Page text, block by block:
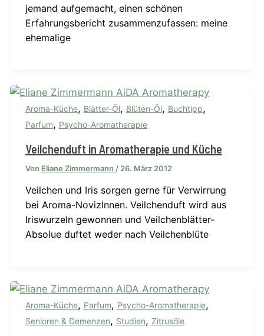
jemand aufgemacht, einen schönen
Erfahrungsbericht zusammenzufassen: meine
ehemalige
Aroma-Küche, Blätter-Öl, Blüten-Öl, Buchtipp,
Parfum, Psycho-Aromatherapie
Veilchenduft in Aromatherapie und Küche
Von Eliane Zimmermann /26. März 2012
Veilchen und Iris sorgen gerne für Verwirrung
bei Aroma-NovizInnen. Veilchenduft wird aus
Iriswurzeln gewonnen und Veilchenblätter-
Absolue duftet weder nach Veilchenblüte
Aroma-Küche, Parfum, Psycho-Aromatherapie,
Senioren & Demenzen, Studien, Zitrusöle